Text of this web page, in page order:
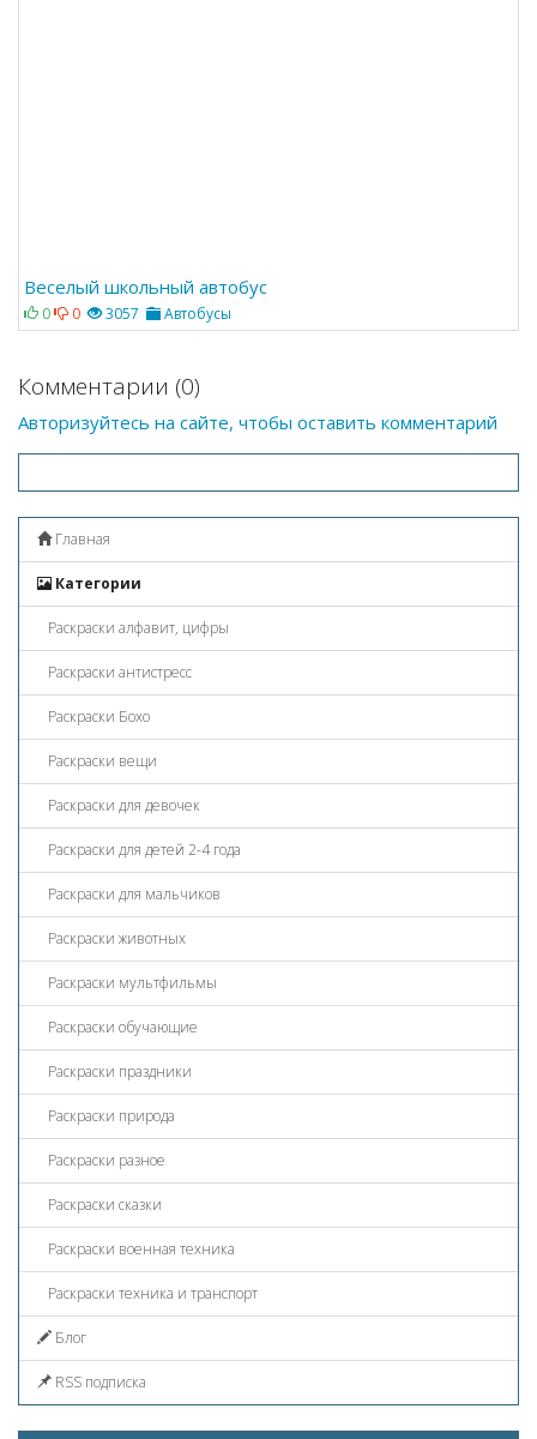
Веселый школьный автобус
0 0 3057 Автобусы
Комментарии (0)
Авторизуйтесь на сайте, чтобы оставить комментарий
Главная
Категории
Раскраски алфавит, цифры
Раскраски антистресс
Раскраски Бохо
Раскраски вещи
Раскраски для девочек
Раскраски для детей 2-4 года
Раскраски для мальчиков
Раскраски животных
Раскраски мультфильмы
Раскраски обучающие
Раскраски праздники
Раскраски природа
Раскраски разное
Раскраски сказки
Раскраски военная техника
Раскраски техника и транспорт
Блог
RSS подписка